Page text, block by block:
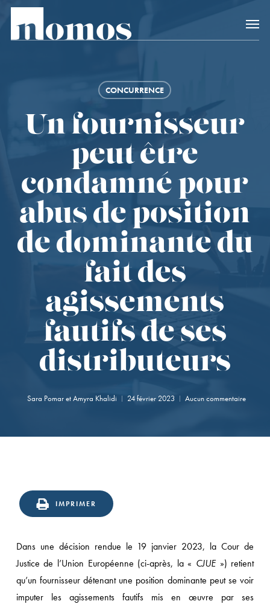
Skip
main
Accès rapide
CONCURRENCE
Un fournisseur
peut être
condamné pour
abus de position
de dominante du
fait des
agissements
fautifs de ses
distributeurs
Sara PomaretAmyra Khalidi 24 février 2023 Aucun commentaire
IMPRIMER
Dans une décision rendue le 19 janvier 2023, la Cour de
Justice de l’Union Européenne (ci-après, la « CJUE») retient
qu’un fournisseur détenant une position dominante peut se voir
imputer les agissements fautifs mis en œuvre par ses